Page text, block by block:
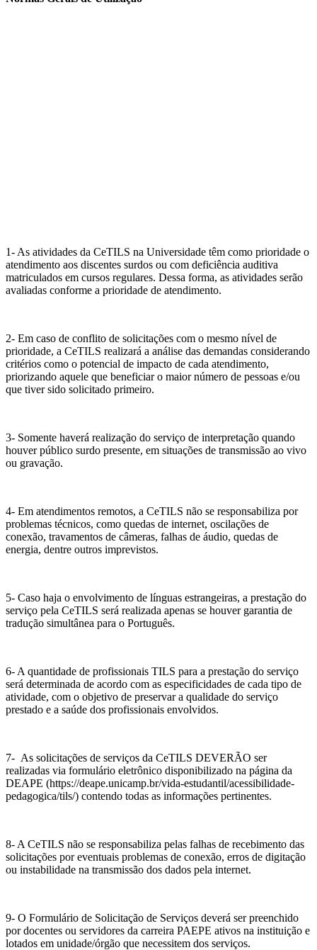
1- As atividades da CeTILS na Universidade têm como prioridade o
atendimento aos discentes surdos ou com deficiência auditiva
matriculados em cursos regulares. Dessa forma, as atividades serão
avaliadas conforme a prioridade de atendimento.
2- Em caso de conflito de solicitações com o mesmo nível de
prioridade, a CeTILS realizará a análise das demandas considerando
critérios como o potencial de impacto de cada atendimento,
priorizando aquele que beneficiar o maior número de pessoas e/ou
que tiver sido solicitado primeiro.
3- Somente haverá realização do serviço de interpretação quando
houver público surdo presente, em situações de transmissão ao vivo
ou gravação.
4- Em atendimentos remotos, a CeTILS não se responsabiliza por
problemas técnicos, como quedas de internet, oscilações de
conexão, travamentos de câmeras, falhas de áudio, quedas de
energia, dentre outros imprevistos.
5- Caso haja o envolvimento de línguas estrangeiras, a prestação do
serviço pela CeTILS será realizada apenas se houver garantia de
tradução simultânea para o Português.
6- A quantidade de profissionais TILS para a prestação do serviço
será determinada de acordo com as especificidades de cada tipo de
atividade, com o objetivo de preservar a qualidade do serviço
prestado e a saúde dos profissionais envolvidos.
7- As solicitações de serviços da CeTILS DEVERÃO ser
realizadas via formulário eletrônico disponibilizado na página da
DEAPE (https://deape.unicamp.br/vida-estudantil/acessibilidade-
pedagogica/tils/) contendo todas as informações pertinentes.
8- A CeTILS não se responsabiliza pelas falhas de recebimento das
solicitações por eventuais problemas de conexão, erros de digitação
ou instabilidade na transmissão dos dados pela internet.
9- O Formulário de Solicitação de Serviços deverá ser preenchido
por docentes ou servidores da carreira PAEPE ativos na instituição e
lotados em unidade/órgão que necessitem dos serviços.